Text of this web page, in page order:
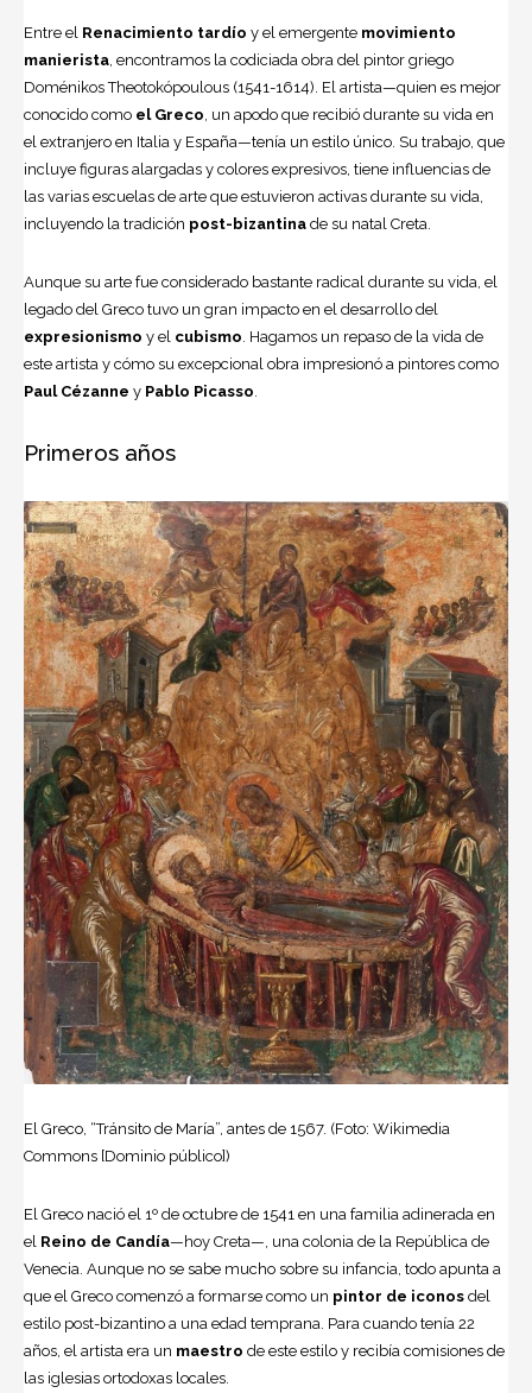
Entre el Renacimiento tardío y el emergente movimiento
manierista, encontramos la codiciada obra del pintor griego
Doménikos Theotokópoulous (1541-1614). El artista—quien es mejor
conocido como el Greco, un apodo que recibió durante su vida en
el extranjero en Italia y España—tenía un estilo único. Su trabajo, que
incluye figuras alargadas y colores expresivos, tiene influencias de
las varias escuelas de arte que estuvieron activas durante su vida,
incluyendo la tradición post-bizantina de su natal Creta.
Aunque su arte fue considerado bastante radical durante su vida, el
legado del Greco tuvo un gran impacto en el desarrollo del
expresionismo y el cubismo. Hagamos un repaso de la vida de
este artista y cómo su excepcional obra impresionó a pintores como
Paul Cézanne y Pablo Picasso.
Primeros años
El Greco, “Tránsito de María”, antes de 1567. (Foto: Wikimedia
Commons [Dominio público])
El Greco nació el 1º de octubre de 1541 en una familia adinerada en
el Reino de Candía—hoy Creta—, una colonia de la República de
Venecia. Aunque no se sabe mucho sobre su infancia, todo apunta a
que el Greco comenzó a formarse como un pintor de iconos del
estilo post-bizantino a una edad temprana. Para cuando tenía 22
años, el artista era un maestro de este estilo y recibía comisiones de
las iglesias ortodoxas locales.